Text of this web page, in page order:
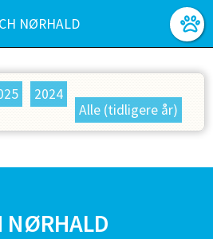
NØRHALD
2024
Alle (tidligere år)
NØRHALD